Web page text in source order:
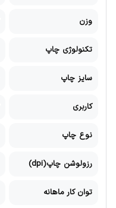
وزن
تکنولوژی چاپ
سایز چاپ
کاربری
نوع چاپ
رزولوشن چاپ(dpi)
توان کار ماهانه